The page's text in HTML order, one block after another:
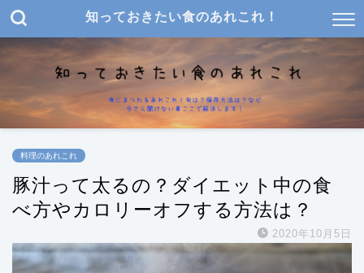
知っておきたい食のあれこれ！
料理のあれこれ
豚汁って太るの？ダイエット中の食
べ方やカロリーオフする方法は？
2020年10月5日